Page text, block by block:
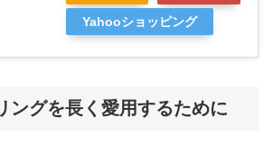
Yahooショッピング
ングを長く愛用するために